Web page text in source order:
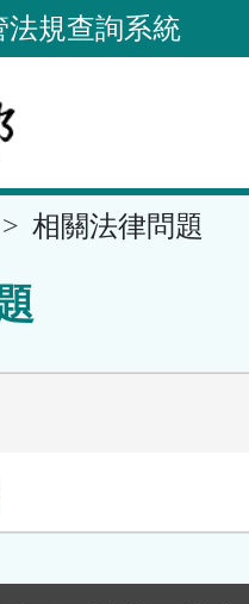
法規查詢系統
相關法律問題